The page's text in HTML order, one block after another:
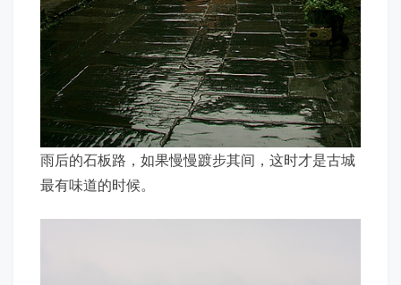
雨后的石板路，如果慢慢踱步其间，这时才是古城
最有味道的时候。